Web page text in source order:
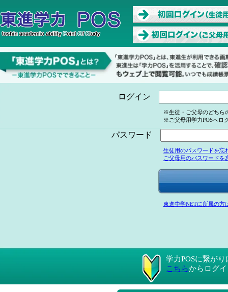
ログイン
※生徒・ご父母のどちら
※ご父母用学力POSへロ
パスワード
生徒用のパスワードを忘
ご父母用のパスワードを
東進中学NETに所属の方
学力POSに繋が
こちらからログ